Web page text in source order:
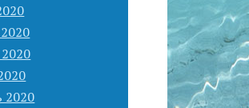
2020